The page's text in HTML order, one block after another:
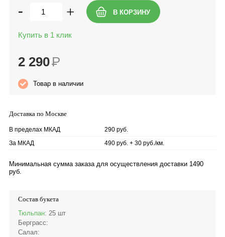
- +
Купить в 1 клик
2 290Р
Товар в наличии
Доставка по Москве
В пределах МКАД
290 руб.
За МКАД
490 руб. + 30 руб./км.
Минимальная сумма заказа для осуществления доставки 1490
руб.
Состав букета
Тюльпан: 25 шт
Берграсс:
Салал: